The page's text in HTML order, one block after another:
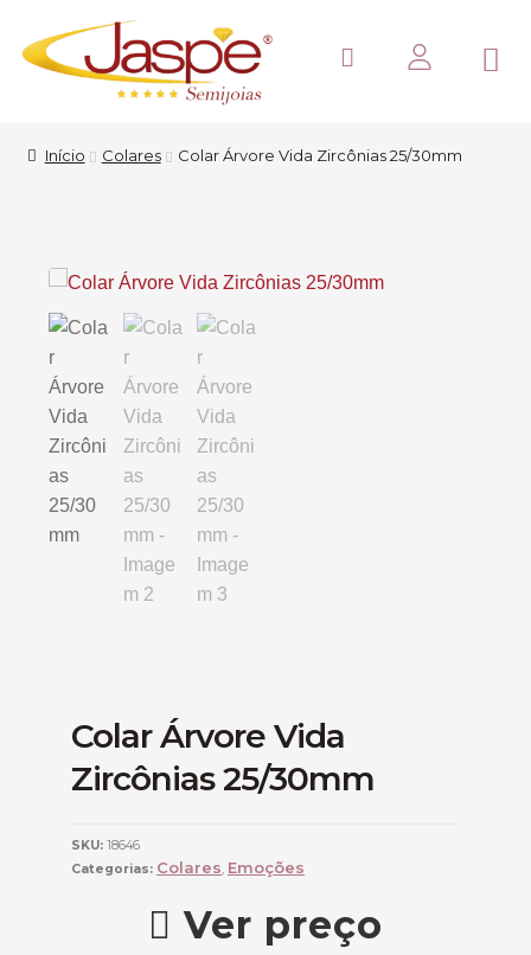
Início Colares Colar Árvore Vida Zircônias 25/30mm
Colar Árvore Vida
Zircônias 25/30mm
SKU: 18646
Categorias: Colares, Emoções
Ver preço